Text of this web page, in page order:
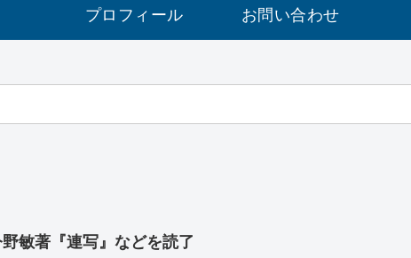
プロフィール お問い合わせ
敏著『連写』などを読了